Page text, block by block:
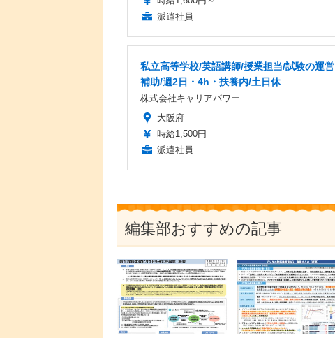
派遣社員
私立高等学校/英語講師/授業担当/試験の運営
補助/週2日・4h・扶養内/土日休
株式会社キャリアパワー
大阪府
時給1,500円
派遣社員
編集部おすすめの記事